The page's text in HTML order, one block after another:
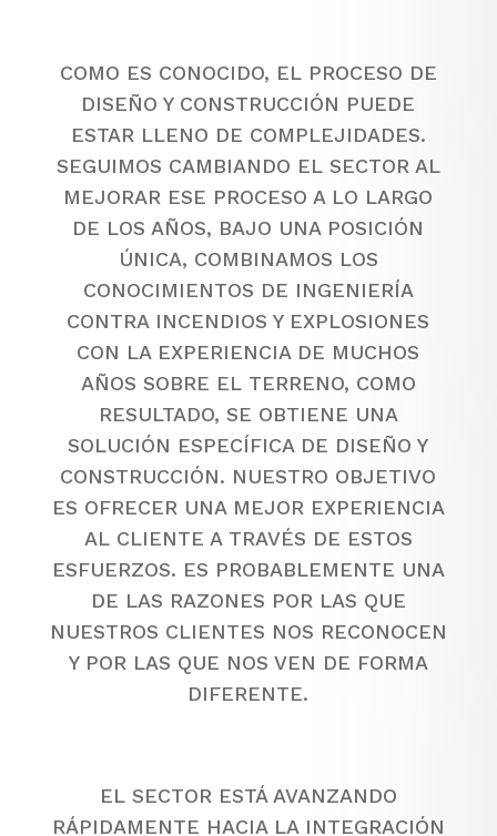
COMO ES CONOCIDO, EL PROCESO DE
DISEÑO Y CONSTRUCCIÓN PUEDE
ESTAR LLENO DE COMPLEJIDADES.
SEGUIMOS CAMBIANDO EL SECTOR AL
MEJORAR ESE PROCESO A LO LARGO
DE LOS AÑOS, BAJO UNA POSICIÓN
ÚNICA, COMBINAMOS LOS
CONOCIMIENTOS DE INGENIERÍA
CONTRA INCENDIOS Y EXPLOSIONES
CON LA EXPERIENCIA DE MUCHOS
AÑOS SOBRE EL TERRENO, COMO
RESULTADO, SE OBTIENE UNA
SOLUCIÓN ESPECÍFICA DE DISEÑO Y
CONSTRUCCIÓN. NUESTRO OBJETIVO
ES OFRECER UNA MEJOR EXPERIENCIA
AL CLIENTE A TRAVÉS DE ESTOS
ESFUERZOS. ES PROBABLEMENTE UNA
DE LAS RAZONES POR LAS QUE
NUESTROS CLIENTES NOS RECONOCEN
Y POR LAS QUE NOS VEN DE FORMA
DIFERENTE.
EL SECTOR ESTÁ AVANZANDO
RÁPIDAMENTE HACIA LA INTEGRACIÓN